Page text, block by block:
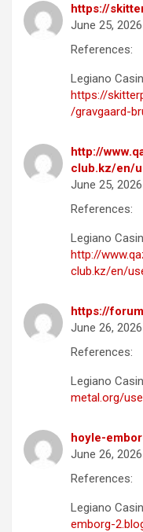
https://
June 25,
References:
Legiano
https://
/gravgaard-
http://
club.kz/en/
June 25,
References:
Legiano
http://
club.kz/en/
https://
June 26,
References:
Legiano
metal.org/
hoyle-
June 26,
References:
Legiano
emborg-